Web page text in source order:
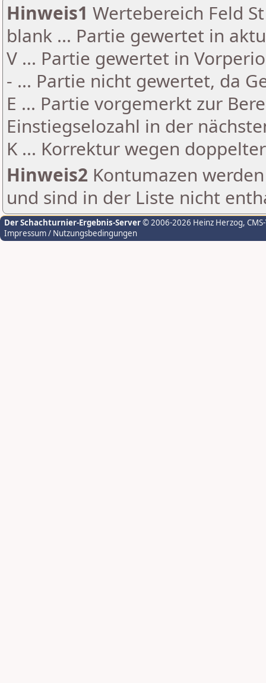
Hinweis1 Wertebereich Feld
blank ... Partie gewertet in
V ... Partie gewertet in
- ... Partie nicht gewertet, da
E ... Partie vorgemerkt zur
Einstiegselozahl in der
K ... Korrektur wegen
Hinweis2 Kontumazen
und sind in der Liste nicht
Der Schachturnier-Ergebnis-Server© 2006-2026 Heinz Herzog,
Impressum / Nutzungsbedingungen